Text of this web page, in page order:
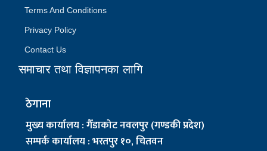
Terms And Conditions
Privacy Policy
Contact Us
समाचार तथा विज्ञापनका लागि
ठेगाना
मुख्य कार्यालय : गैँडाकोट नवलपुर (गण्डकी प्रदेश)
सम्पर्क कार्यालय : भरतपुर १०, चितवन